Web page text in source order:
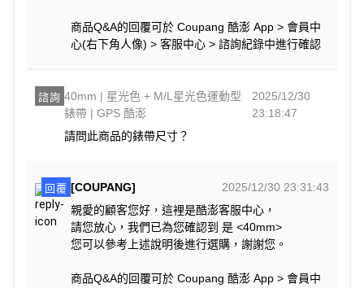
商品Q&A的回覆可於 Coupang 酷澎 App > 會員中
心(右下角人像) > 客服中心 > 諮詢紀錄中進行確認
諮詢 40mm | 星光色 + M/L星光色運動型
錶帶 | GPS 酷澎
2025/12/30
23:18:47
請問此商品的錶帶尺寸？
回覆 [COUPANG]
2025/12/30 23:31:43
親愛的顧客您好，這裡是酷澎客服中心，
請您放心，我們已為您確認到 是 <40mm>
您可以參考上述說明後進行選購，謝謝您。
商品Q&A的回覆可於 Coupang 酷澎 App > 會員中